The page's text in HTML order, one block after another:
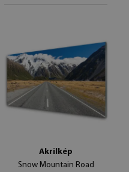
Akrilkép
Snow Mountain Road